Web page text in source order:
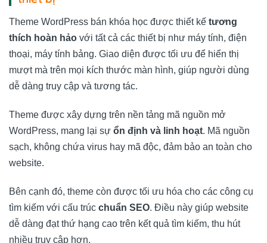
Theme WordPress bán khóa học được thiết kế tương
thích hoàn hảo với tất cả các thiết bị như máy tính, điện
thoại, máy tính bảng. Giao diện được tối ưu để hiển thị
mượt mà trên mọi kích thước màn hình, giúp người dùng
dễ dàng truy cập và tương tác.
Theme được xây dựng trên nền tảng mã nguồn mở
WordPress, mang lại sự ổn định và linh hoạt. Mã nguồn
sạch, không chứa virus hay mã độc, đảm bảo an toàn cho
website.
Bên cạnh đó, theme còn được tối ưu hóa cho các công cụ
tìm kiếm với cấu trúc chuẩn SEO. Điều này giúp website
dễ dàng đạt thứ hạng cao trên kết quả tìm kiếm, thu hút
nhiều truy cập hơn.